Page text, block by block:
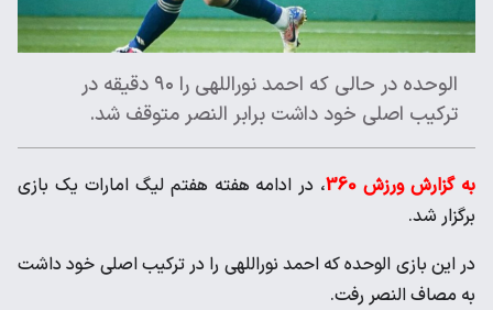
الوحده در حالی که احمد نوراللهی را ۹۰ دقیقه در
ترکیب اصلی خود داشت برابر النصر متوقف شد.
به گزارش ورزش 360
، در ادامه هفته هفتم لیگ امارات یک بازی
برگزار شد.
در این بازی الوحده که احمد نوراللهی را در ترکیب اصلی خود داشت
به مصاف النصر رفت.